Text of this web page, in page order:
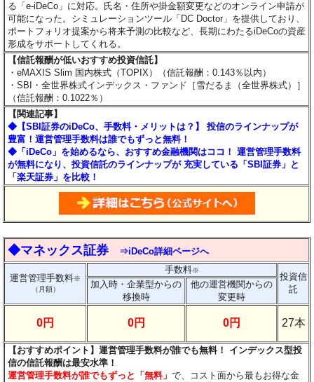
る「e-iDeCo」に対応。氏名・住所や掛金額変更などのオンライン申請が
可能になった。シミュレーションツール「DC Doctor」を提供しており、
ポートフォリオ提案から将来予測の比較など、長期にわたるiDeCoの資産
形成をサポートしてくれる。
【信託報酬が低いおすすめ投資信託】
・eMAXIS Slim 国内株式（TOPIX）（信託報酬：0.143％以内）
・SBI・全世界株式インデックス・ファンド［雪だるま（全世界株式）］
（信託報酬：0.1022％）
【関連記事】
◆【SBI証券のiDeCo、手数料・メリットは？】 投信のラインナップが
豊富！運営管理手数料は誰でもずっと無料！
◆「iDeCo」を始めるなら、おすすめ金融機関はココ！ 運営管理手数料
が無料になり、投資信託のラインナップが 充実している「SBI証券」と
「楽天証券」を比較！
◆マネックス証券 ⇒iDeCo詳細ページへ
運営管理手数料※
（月額）
手数料※
投資信
託
加入時・企業型からの
移換時
他の運営機関からの
変更時
0円 0円 0円 27本
【おすすめポイント】運営管理手数料が誰でも無料！ インデックス型投
信の信託報酬は最安水準！
運営管理手数料が誰でもずっと「無料」で、コスト面から最もお得な金